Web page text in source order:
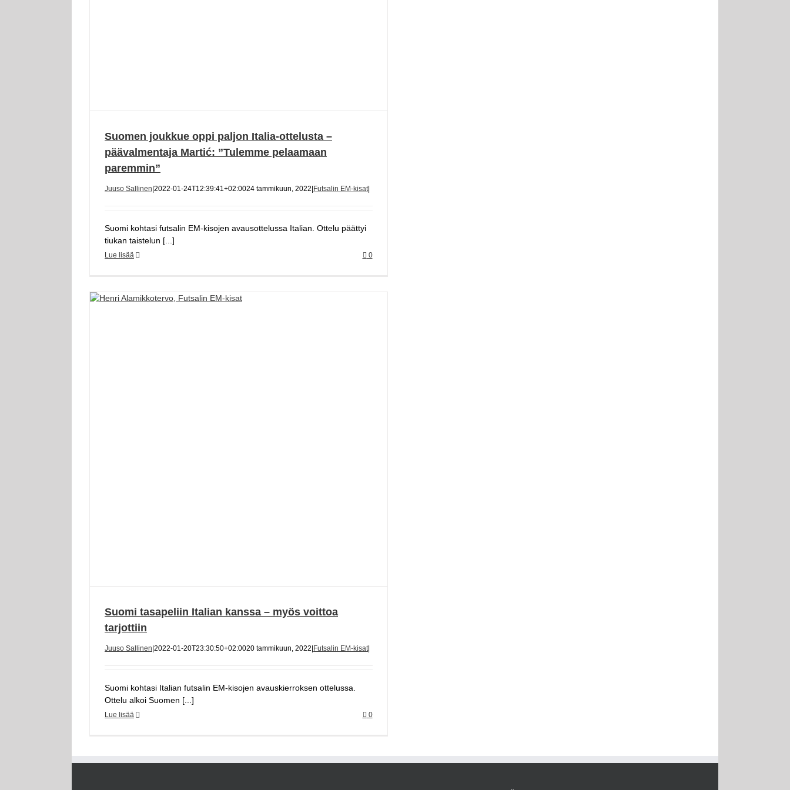
Suomen joukkue oppi paljon Italia-ottelusta –
päävalmentaja Martić: ”Tulemme pelaamaan
paremmin”
Juuso Sallinen 2022-01-24T12:39:41+02:0024 tammikuun, 2022 Futsalin EM-kisat|
Suomi kohtasi futsalin EM-kisojen avausottelussa Italian. Ottelu päättyi
tiukan taistelun [...]
Lue lisää 0
Suomi tasapeliin Italian kanssa – myös voittoa
tarjottiin
Juuso Sallinen 2022-01-20T23:30:50+02:0020 tammikuun, 2022 Futsalin EM-kisat|
Suomi kohtasi Italian futsalin EM-kisojen avauskierroksen ottelussa.
Ottelu alkoi Suomen [...]
Lue lisää 0